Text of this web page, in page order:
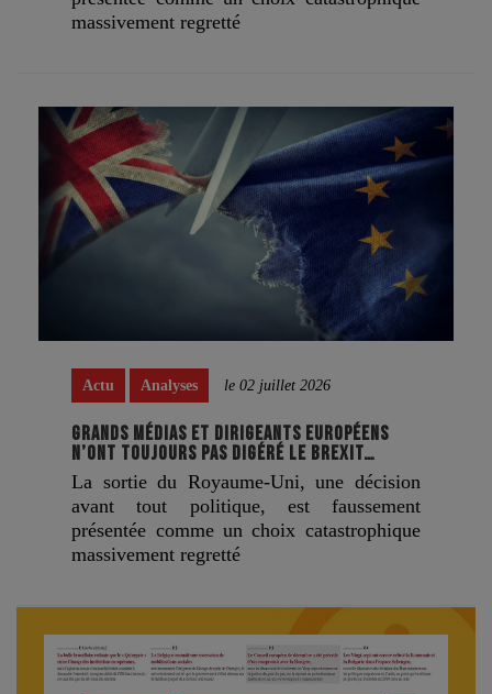
massivement regretté
Actu Analyses le 02 juillet 2026
GRANDS MÉDIAS ET DIRIGEANTS EUROPÉENS
N’ONT TOUJOURS PAS DIGÉRÉ LE BREXIT…
La sortie du Royaume-Uni, une décision
avant tout politique, est faussement
présentée comme un choix catastrophique
massivement regretté